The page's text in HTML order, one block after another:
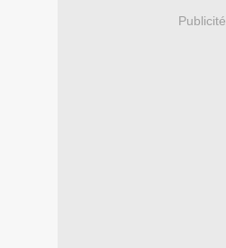
Publicité